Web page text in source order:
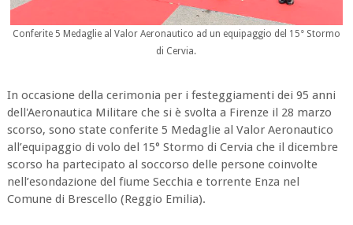
Conferite 5 Medaglie al Valor Aeronautico ad un equipaggio del 15° Stormo
di Cervia.
In occasione della cerimonia per i festeggiamenti dei 95 anni
dell'Aeronautica Militare che si è svolta a Firenze il 28 marzo
scorso, sono state conferite 5 Medaglie al Valor Aeronautico
all’equipaggio di volo del 15° Stormo di Cervia che il dicembre
scorso ha partecipato al soccorso delle persone coinvolte
nell’esondazione del fiume Secchia e torrente Enza nel
Comune di Brescello (Reggio Emilia).